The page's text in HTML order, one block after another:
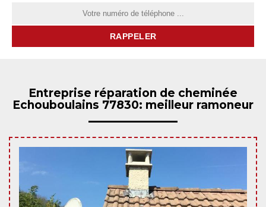
Entreprise réparation de cheminée
Echouboulains 77830: meilleur ramoneur